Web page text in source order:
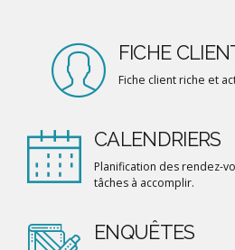
FICHE
Fiche client riche et
CALENDRIERS
Planification des rendez-
tâches à accomplir.
ENQUÊTES